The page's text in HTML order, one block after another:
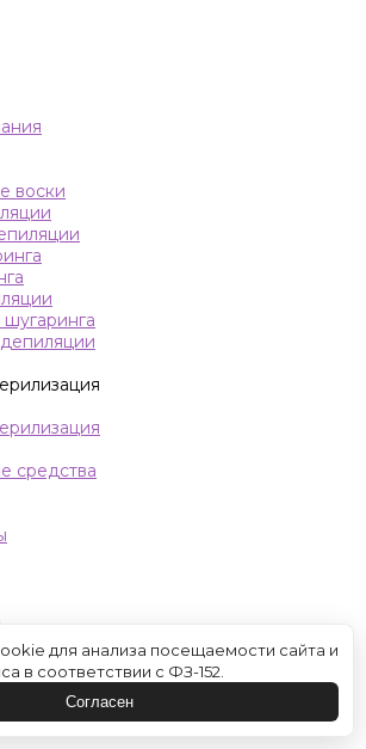
воски
средства
для анализа посещаемости сайта и
в соответствии с ФЗ-152.
Согласен